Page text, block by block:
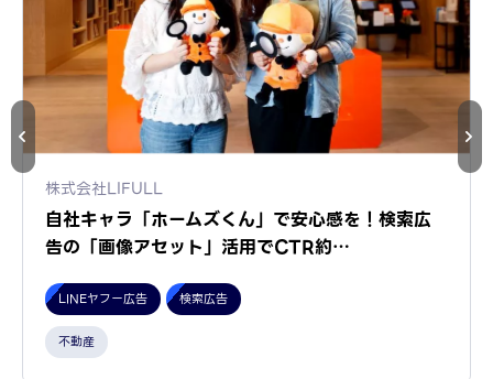
シンフラワー株式会社
思い出の花束を残したい！ニーズを捉えた「検索広
告」運用でROAS 1,000%…
LINEヤフー広告 検索広告
EC